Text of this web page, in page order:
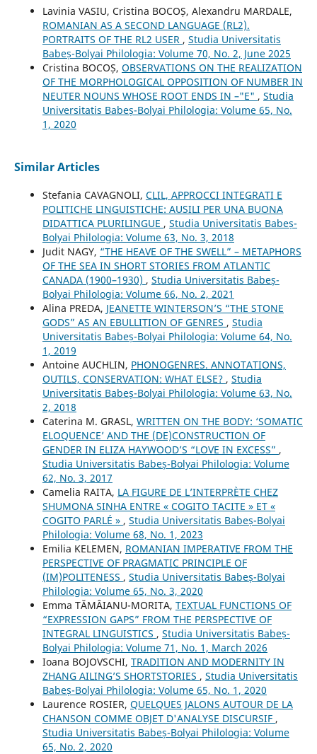
Lavinia VASIU, Cristina BOCOȘ, Alexandru MARDALE,
ROMANIAN AS A SECOND LANGUAGE (RL2).
PORTRAITS OF THE RL2 USER , Studia Universitatis
Babeș-Bolyai Philologia: Volume 70, No. 2, June 2025
Cristina BOCOȘ, OBSERVATIONS ON THE REALIZATION
OF THE MORPHOLOGICAL OPPOSITION OF NUMBER IN
NEUTER NOUNS WHOSE ROOT ENDS IN –"E" , Studia
Universitatis Babeș-Bolyai Philologia: Volume 65, No.
1, 2020
Similar Articles
Stefania CAVAGNOLI, CLIL, APPROCCI INTEGRATI E
POLITICHE LINGUISTICHE: AUSILI PER UNA BUONA
DIDATTICA PLURILINGUE , Studia Universitatis Babeș-
Bolyai Philologia: Volume 63, No. 3, 2018
Judit NAGY, “THE HEAVE OF THE SWELL” – METAPHORS
OF THE SEA IN SHORT STORIES FROM ATLANTIC
CANADA (1900–1930) , Studia Universitatis Babeș-
Bolyai Philologia: Volume 66, No. 2, 2021
Alina PREDA, JEANETTE WINTERSON’S “THE STONE
GODS” AS AN EBULLITION OF GENRES , Studia
Universitatis Babeș-Bolyai Philologia: Volume 64, No.
1, 2019
Antoine AUCHLIN, PHONOGENRES. ANNOTATIONS,
OUTILS, CONSERVATION: WHAT ELSE? , Studia
Universitatis Babeș-Bolyai Philologia: Volume 63, No.
2, 2018
Caterina M. GRASL, WRITTEN ON THE BODY: ‘SOMATIC
ELOQUENCE’ AND THE (DE)CONSTRUCTION OF
GENDER IN ELIZA HAYWOOD’S “LOVE IN EXCESS” ,
Studia Universitatis Babeș-Bolyai Philologia: Volume
62, No. 3, 2017
Camelia RAITA, LA FIGURE DE L’INTERPRÈTE CHEZ
SHUMONA SINHA ENTRE « COGITO TACITE » ET «
COGITO PARLÉ » , Studia Universitatis Babeș-Bolyai
Philologia: Volume 68, No. 1, 2023
Emilia KELEMEN, ROMANIAN IMPERATIVE FROM THE
PERSPECTIVE OF PRAGMATIC PRINCIPLE OF
(IM)POLITENESS , Studia Universitatis Babeș-Bolyai
Philologia: Volume 65, No. 3, 2020
Emma TĂMÂIANU-MORITA, TEXTUAL FUNCTIONS OF
“EXPRESSION GAPS” FROM THE PERSPECTIVE OF
INTEGRAL LINGUISTICS , Studia Universitatis Babeș-
Bolyai Philologia: Volume 71, No. 1, March 2026
Ioana BOJOVSCHI, TRADITION AND MODERNITY IN
ZHANG AILING’S SHORTSTORIES , Studia Universitatis
Babeș-Bolyai Philologia: Volume 65, No. 1, 2020
Laurence ROSIER, QUELQUES JALONS AUTOUR DE LA
CHANSON COMME OBJET D'ANALYSE DISCURSIF ,
Studia Universitatis Babeș-Bolyai Philologia: Volume
65, No. 2, 2020